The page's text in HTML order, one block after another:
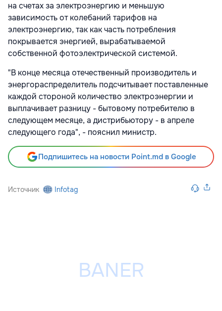
на счетах за электроэнергию и меньшую
зависимость от колебаний тарифов на
электроэнергию, так как часть потребления
покрывается энергией, вырабатываемой
собственной фотоэлектрической системой.
"В конце месяца отечественный производитель и
энергораспределитель подсчитывает поставленные
каждой стороной количество электроэнергии и
выплачивает разницу - бытовому потребителю в
следующем месяце, а дистрибьютору - в апреле
следующего года", - пояснил министр.
Подпишитесь на новости Point.md в Google
Источник Infotag